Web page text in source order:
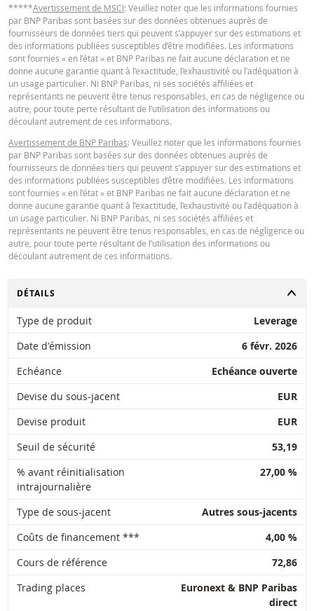
2026 18:35
journalière 1,3 53,64
31 juil.
2026 18:37
journalière 1,39 54,896
31 juil.
2026 17:51
journalière 1,39
30 juil.
2026 18:35
journalière
30 juil.
2026 17:51
journalière 1,32
29 juil.
2026 18:35
journalière 1,33 53,947
29 juil.
2026 17:51
journalière 1,33 53,947
2026 17:50
27 juil.
51,918
27 juil.
2026 17:50
Historique de réinitialisation xlsx
Restrike history
*****Avertissement de MSCI: Veuillez noter que les informations fournies
par BNP Paribas sont basées sur des données obtenues auprès de
fournisseurs de données tiers qui peuvent s’appuyer sur des estimations et
des informations publiées susceptibles d’être modifiées. Les informations
sont fournies « en l’état » et BNP Paribas ne fait aucune déclaration et ne
donne aucune garantie quant à l’exactitude, l’exhaustivité ou l’adéquation à
un usage particulier. Ni BNP Paribas, ni ses sociétés affiliées et
représentants ne peuvent être tenus responsables, en cas de négligence ou
autre, pour toute perte résultant de l’utilisation des informations ou
découlant autrement de ces informations.
Avertissement de BNP Paribas: Veuillez noter que les informations fournies
par BNP Paribas sont basées sur des données obtenues auprès de
fournisseurs de données tiers qui peuvent s’appuyer sur des estimations et
des informations publiées susceptibles d’être modifiées. Les informations
sont fournies « en l’état » et BNP Paribas ne fait aucune déclaration et ne
donne aucune garantie quant à l’exactitude, l’exhaustivité ou l’adéquation à
un usage particulier. Ni BNP Paribas, ni ses sociétés affiliées et
représentants ne peuvent être tenus responsables, en cas de négligence ou
autre, pour toute perte résultant de l’utilisation des informations ou
découlant autrement de ces informations.
CHANGER
DÉTAILS
Type de produit
Leverage
Date d'émission
6 févr. 2026
Echéance
Echéance ouverte
Devise du sous-jacent
EUR
Devise produit
EUR
Seuil de sécurité
53,19
% avant réinitialisation
intrajournalière
27,00 %
Type de sous-jacent
Autres sous-jacents
Coûts de financement ***
4,00 %
Cours de référence
72,86
Trading places
Euronext & BNP Paribas
direct